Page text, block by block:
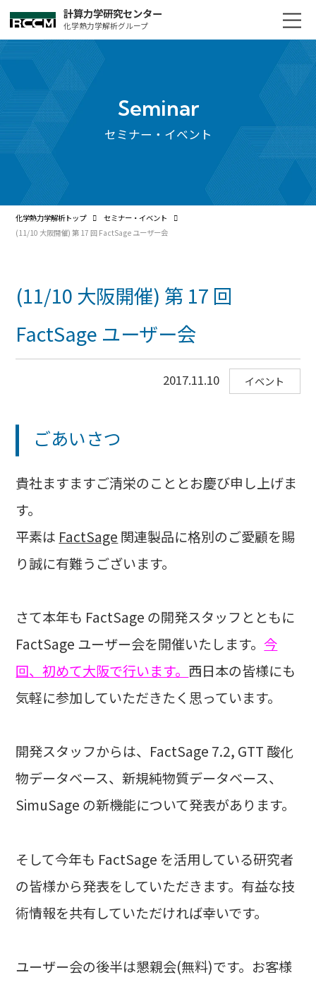
計算力学研究センター
化学熱力学解析グループ
Seminar
セミナー・イベント
化学熱力学解析トップ
セミナー・イベント
(11/10 大阪開催) 第 17 回 FactSage ユーザー会
(11/10 大阪開催) 第 17 回
FactSage ユーザー会
2017.11.10 イベント
ごあいさつ
貴社ますますご清栄のこととお慶び申し上げま
す。
平素は FactSage 関連製品に格別のご愛顧を賜
り誠に有難うございます。
さて本年も FactSage の開発スタッフとともに
FactSage ユーザー会を開催いたします。今
回、初めて大阪で行います。 西日本の皆様にも
気軽に参加していただきたく思っています。
開発スタッフからは、FactSage 7.2, GTT 酸化
物データベース、新規純物質データベース、
SimuSage の新機能について発表があります。
そして今年も FactSage を活用している研究者
の皆様から発表をしていただきます。有益な技
術情報を共有していただければ幸いです。
ユーザー会の後半は懇親会(無料)です。お客様